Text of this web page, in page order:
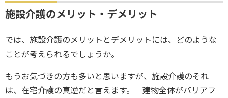
施設介護のメリット・デメリット
では、施設介護のメリットとデメリットには、どのような
ことが考えられるでしょうか。
もうお気づきの方も多いと思いますが、施設介護のそれ
は、在宅介護の真逆だと言えます。 建物全体がバリアフ